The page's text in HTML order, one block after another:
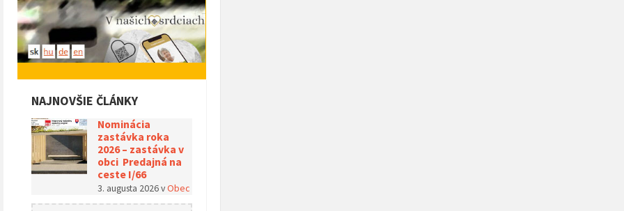
NAJNOVŠIE ČLÁNKY
Nominácia
zastávka roka
2026 – zastávka v
obci Predajná na
ceste I/66
3. augusta 2026vObec